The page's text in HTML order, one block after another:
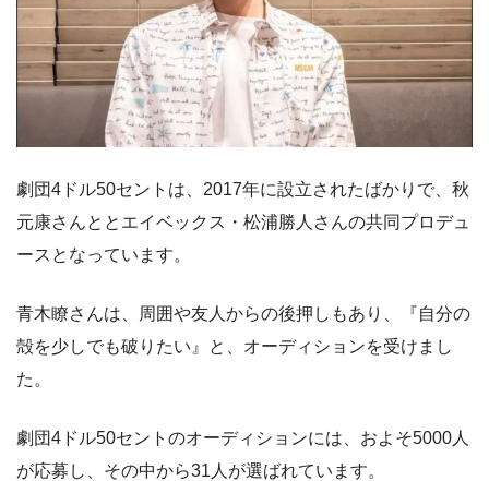
劇団4ドル50セントは、2017年に設立されたばかりで、秋
元康さんととエイベックス・松浦勝人さんの共同プロデュ
ースとなっています。
青木瞭さんは、周囲や友人からの後押しもあり、『自分の
殻を少しでも破りたい』と、オーディションを受けまし
た。
劇団4ドル50セントのオーディションには、およそ5000人
が応募し、その中から31人が選ばれています。